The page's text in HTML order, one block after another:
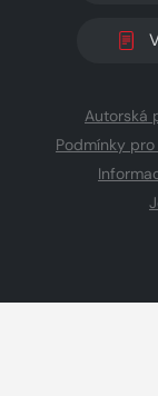
Autorská
Podmínky